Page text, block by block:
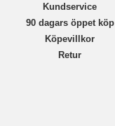
Kundservice
90 dagars öppet köp
Köpevillkor
Retur